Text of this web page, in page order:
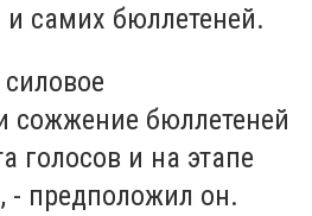
самих бюллетеней.
сожжение бюллетеней
голосов и на этапе
- предположил он.